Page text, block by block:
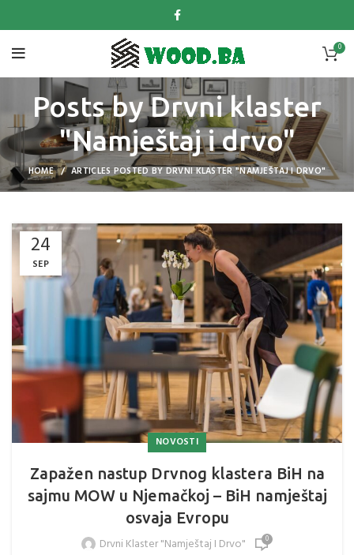
0
Posts byDrvni klaster
"Namještaj i drvo"
HOME ARTICLES POSTED BY DRVNI KLASTER "NAMJEŠTAJ I DRVO"
24
SEP
NOVOSTI
Zapažen nastup Drvnog klastera BiH na
sajmu MOW u Njemačkoj – BiH namještaj
osvaja Evropu
Drvni Klaster "Namještaj I Drvo"
0